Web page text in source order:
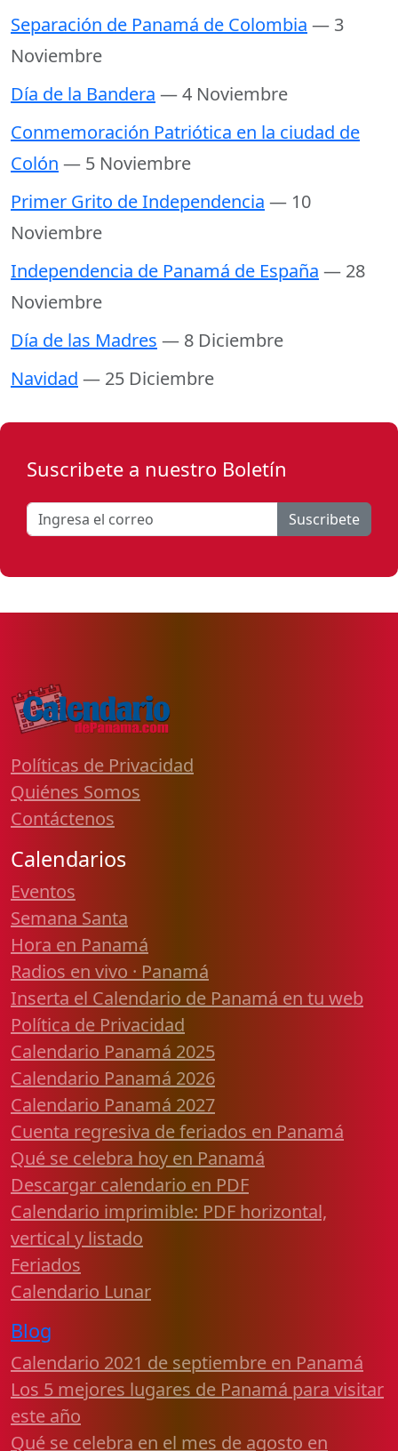
Separación de Panamá de Colombia — 3
Noviembre
Día de la Bandera — 4 Noviembre
Conmemoración Patriótica en la ciudad de
Colón — 5 Noviembre
Primer Grito de Independencia — 10
Noviembre
Independencia de Panamá de España — 28
Noviembre
Día de las Madres — 8 Diciembre
Navidad — 25 Diciembre
Suscribete a nuestro Boletín
Suscribete
Políticas de Privacidad
Quiénes Somos
Contáctenos
Calendarios
Eventos
Semana Santa
Hora en Panamá
Radios en vivo · Panamá
Inserta el Calendario de Panamá en tu web
Política de Privacidad
Calendario Panamá 2025
Calendario Panamá 2026
Calendario Panamá 2027
Cuenta regresiva de feriados en Panamá
Qué se celebra hoy en Panamá
Descargar calendario en PDF
Calendario imprimible: PDF horizontal,
vertical y listado
Feriados
Calendario Lunar
Blog
Calendario 2021 de septiembre en Panamá
Los 5 mejores lugares de Panamá para visitar
este año
Qué se celebra en el mes de agosto en